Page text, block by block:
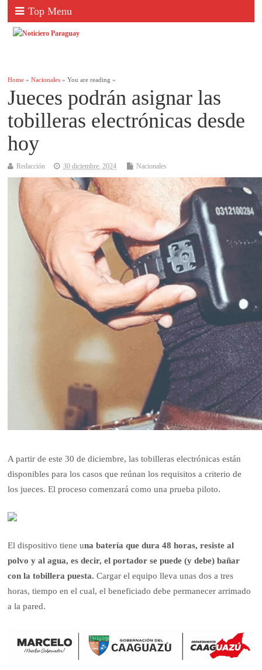
Top Menu
Home »Nacionales » You are reading »
Jueces podrán asignar las
tobilleras electrónicas desde
hoy
Redacción 30 diciembre, 2024 Nacionales
A partir de este 30 de diciembre, las tobilleras electrónicas están
disponibles para los casos que reúnan los requisitos a criterio de
los jueces. El proceso comenzará como una prueba piloto.
El dispositivo tiene una batería que dura 48 horas, resiste al
polvo y al agua, es decir, el portador se puede (y debe) bañar
con la tobillera puesta.Cargar el equipo lleva unas dos a tres
horas, tiempo en el cual, el beneficiado debe permanecer arrimado
a la pared.